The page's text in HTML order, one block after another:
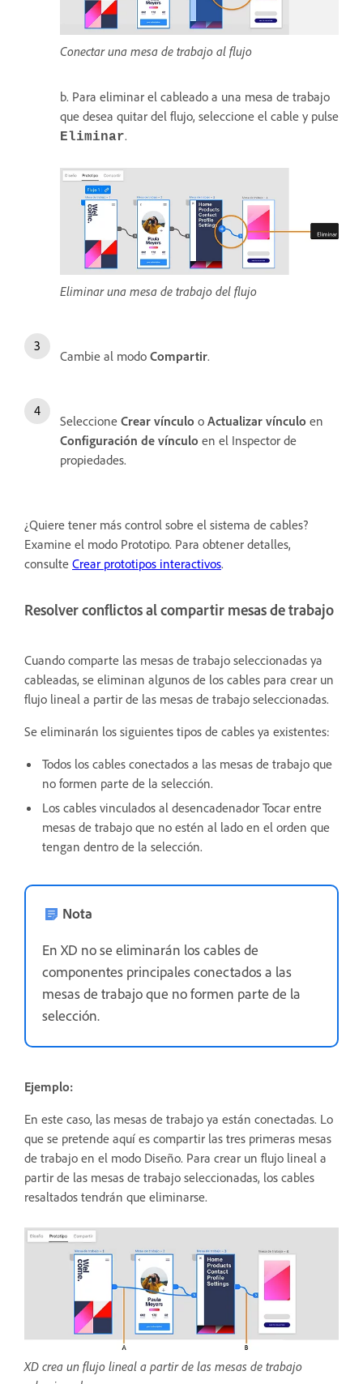
Conectar una mesa de trabajo al flujo
b. Para eliminar el cableado a una mesa de trabajo
que desea quitar del flujo, seleccione el cable y pulse
Eliminar.
Eliminar una mesa de trabajo del flujo
Cambie al modo Compartir.
Seleccione Crear vínculo o Actualizar vínculo en
Configuración de vínculo en el Inspector de
propiedades.
¿Quiere tener más control sobre el sistema de cables?
Examine el modo Prototipo. Para obtener detalles,
consulte Crear prototipos interactivos.
Resolver conflictos al compartir mesas de trabajo
Cuando comparte las mesas de trabajo seleccionadas ya
cableadas, se eliminan algunos de los cables para crear un
flujo lineal a partir de las mesas de trabajo seleccionadas.
Se eliminarán los siguientes tipos de cables ya existentes:
Todos los cables conectados a las mesas de trabajo que
no formen parte de la selección.
Los cables vinculados al desencadenador Tocar entre
mesas de trabajo que no estén al lado en el orden que
tengan dentro de la selección.
Nota
En XD no se eliminarán los cables de
componentes principales conectados a las
mesas de trabajo que no formen parte de la
selección.
Ejemplo:
En este caso, las mesas de trabajo ya están conectadas. Lo
que se pretende aquí es compartir las tres primeras mesas
de trabajo en el modo Diseño. Para crear un flujo lineal a
partir de las mesas de trabajo seleccionadas, los cables
resaltados tendrán que eliminarse.
XD crea un flujo lineal a partir de las mesas de trabajo